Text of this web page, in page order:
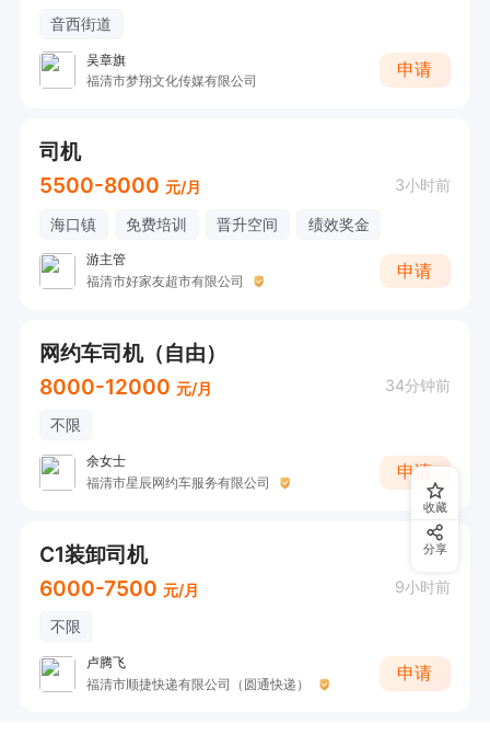
音西街道
吴章旗
福清市梦翔文化传媒有限公司
申请
司机
5500-8000 元/月 3小时前
海口镇 免费培训 晋升空间 绩效奖金
游主管
福清市好家友超市有限公司
申请
网约车司机（自由）
8000-12000 元/月 34分钟前
不限
余女士
福清市星辰网约车服务有限公司
申请
C1装卸司机
6000-7500 元/月 9小时前
不限
卢腾飞
福清市顺捷快递有限公司（圆通快递）
申请
收藏
分享